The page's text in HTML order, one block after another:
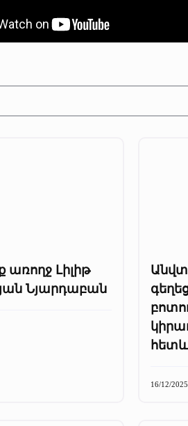
առողջ Լիլիթ
Նյարդաբան
16/12/2025